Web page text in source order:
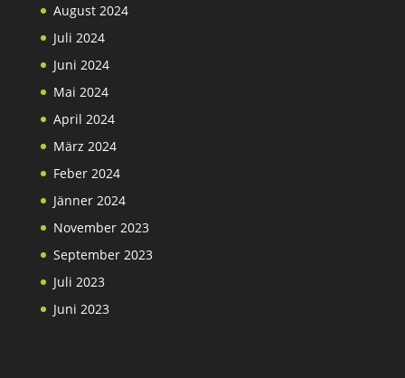
August 2024
Juli 2024
Juni 2024
Mai 2024
April 2024
März 2024
Feber 2024
Jänner 2024
November 2023
September 2023
Juli 2023
Juni 2023